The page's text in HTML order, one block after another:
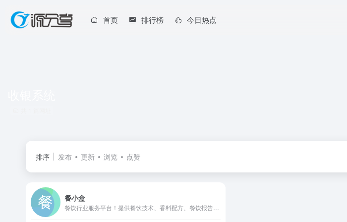
首页 排行榜 今日热点
排序 发布 更新 浏览 点赞
餐小盒